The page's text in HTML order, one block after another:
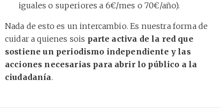
iguales o superiores a 6€/mes o 70€/año).
Nada de esto es un intercambio. Es nuestra forma de
cuidar a quienes sois parte activa de la red que
sostiene un periodismo independiente y las
acciones necesarias para abrir lo público a la
ciudadanía.